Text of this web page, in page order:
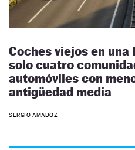
Coches viejos en una
solo cuatro
automóviles con
antigüedad media
SERGIO AMADOZ